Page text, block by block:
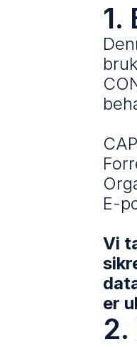
1.
E-
Vi
er